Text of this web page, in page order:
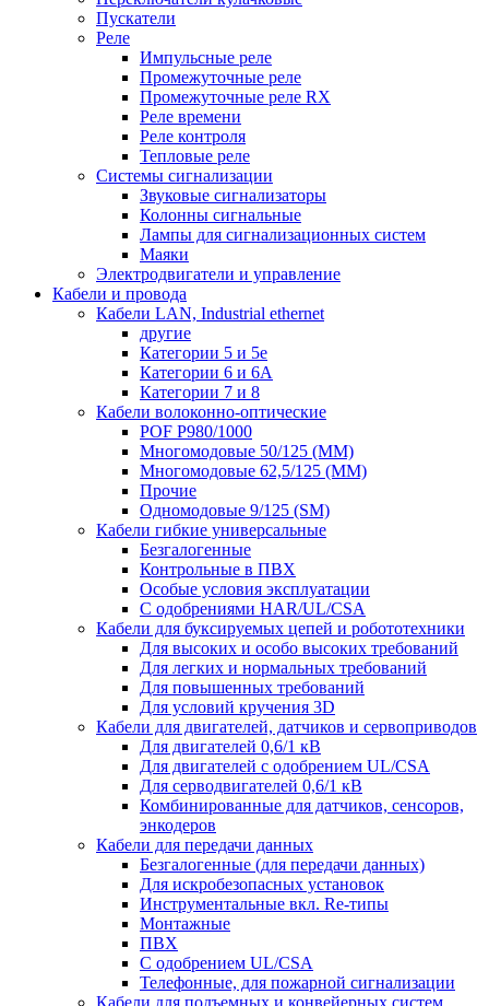
Пускатели
Реле
Импульсные реле
Промежуточные реле
Промежуточные реле RX
Реле времени
Реле контроля
Тепловые реле
Системы сигнализации
Звуковые сигнализаторы
Колонны сигнальные
Лампы для сигнализационных систем
Маяки
Электродвигатели и управление
Кабели и провода
Кабели LAN, Industrial ethernet
другие
Категории 5 и 5е
Категории 6 и 6A
Категории 7 и 8
Кабели волоконно-оптические
POF P980/1000
Многомодовые 50/125 (ММ)
Многомодовые 62,5/125 (ММ)
Прочие
Одномодовые 9/125 (SM)
Кабели гибкие универсальные
Безгалогенные
Контрольные в ПВХ
Особые условия эксплуатации
С одобрениями HAR/UL/CSA
Кабели для буксируемых цепей и робототехники
Для высоких и особо высоких требований
Для легких и нормальных требований
Для повышенных требований
Для условий кручения 3D
Кабели для двигателей, датчиков и сервоприводов
Для двигателей 0,6/1 кВ
Для двигателей с одобрением UL/CSA
Для серводвигателей 0,6/1 кВ
Комбинированные для датчиков, cенсоров,
энкодеров
Кабели для передачи данных
Безгалогенные (для передачи данных)
Для искробезопасных установок
Инструментальные вкл. Re-типы
Монтажные
ПВХ
С одобрением UL/CSA
Телефонные, для пожарной сигнализации
Кабели для подъемных и конвейерных систем